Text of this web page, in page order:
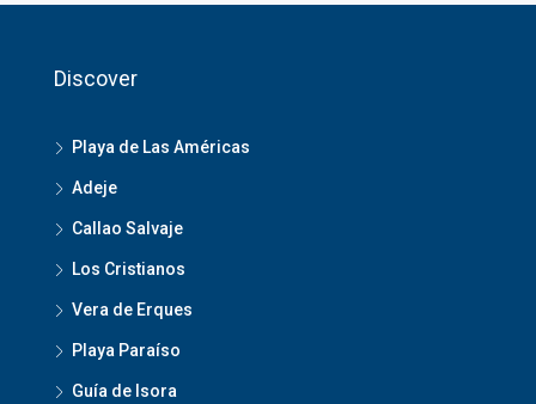
Discover
Playa de Las Américas
Adeje
Callao Salvaje
Los Cristianos
Vera de Erques
Playa Paraíso
Guía de Isora